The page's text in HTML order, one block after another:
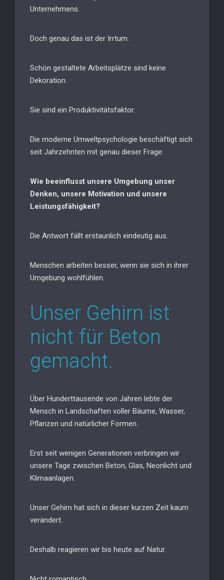
Unternehmens.
Doch genau das ist der Irrtum.
Schön gestaltete Arbeitsplätze sind keine
Dekoration.
Sie sind ein Produktivitätsfaktor.
Die moderne Umweltpsychologie beschäftigt sich
seit Jahrzehnten mit genau dieser Frage:
Wie beeinflusst unsere Umgebung unser
Denken, unsere Motivation und unsere
Leistungsfähigkeit?
Die Antwort fällt erstaunlich eindeutig aus.
Menschen arbeiten besser, wenn sie sich in ihrer
Umgebung wohlfühlen.
Unser Gehirn ist
nicht für Beton
gemacht.
Über Hunderttausende von Jahren lebte der
Mensch in Landschaften voller Bäume, Wasser,
Pflanzen und natürlicher Formen.
Erst seit wenigen Generationen verbringen wir
unsere Tage zwischen Beton, Glas, Neonlicht und
Klimaanlagen.
Unser Gehirn hat sich in dieser kurzen Zeit kaum
verändert.
Deshalb reagieren wir bis heute auf Natur.